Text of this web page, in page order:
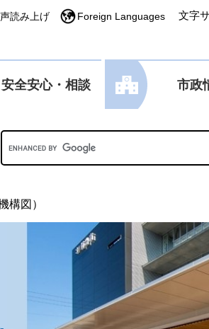
読み上げ Foreign Languages 文字
安全安心・相談 市政
Googleカスタム検索
構図）